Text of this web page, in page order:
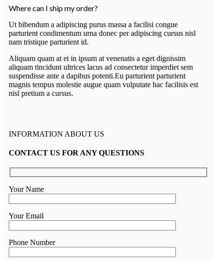
Where can I ship my order?
Ut bibendum a adipiscing purus massa a facilisi congue
parturient condimentum urna donec per adipiscing cursus nisl
nam tristique parturient id.
Aliquam quam at et in ipsum at venenatis a eget dignissim
aliquam tincidunt ultrices lacus ad consectetur imperdiet sem
suspendisse ante a dapibus potenti.Eu parturient parturient
magnis tempus molestie augue quam vulputate hac facilisis est
nisl pretium a cursus.
INFORMATION ABOUT US
CONTACT US FOR ANY QUESTIONS
Your Name
Your Email
Phone Number